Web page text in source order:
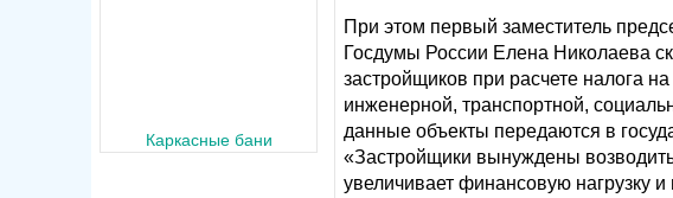
Каркасные бани
При этом первый заместитель
Госдумы России Елена Николаева
застройщиков при расчете налога
инженерной, транспортной,
данные объекты передаются в
«Застройщики вынуждены
увеличивает финансовую нагрузку